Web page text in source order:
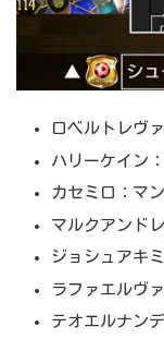
ロベルトレヴ
ハリーケイン
カセミロ：マ
マルクアンド
ジョシュアキ
ラファエルヴ
テオエルナン